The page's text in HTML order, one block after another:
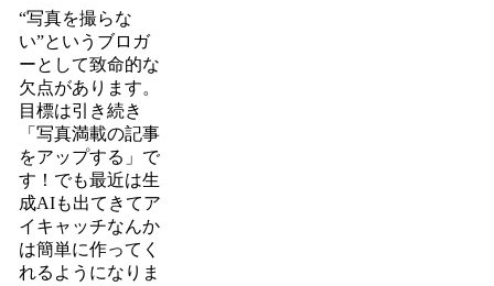
“写真を撮らな
い”というブロガ
ーとして致命的な
欠点があります。
目標は引き続き
「写真満載の記事
をアップする」で
す！でも最近は生
成AIも出てきてア
イキャッチなんか
は簡単に作ってく
れるようになりま